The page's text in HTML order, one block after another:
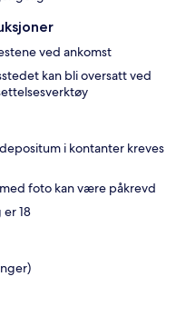
ved ankomst
kan bli oversatt ved
i kontanter kreves
foto kan være påkrevd
18